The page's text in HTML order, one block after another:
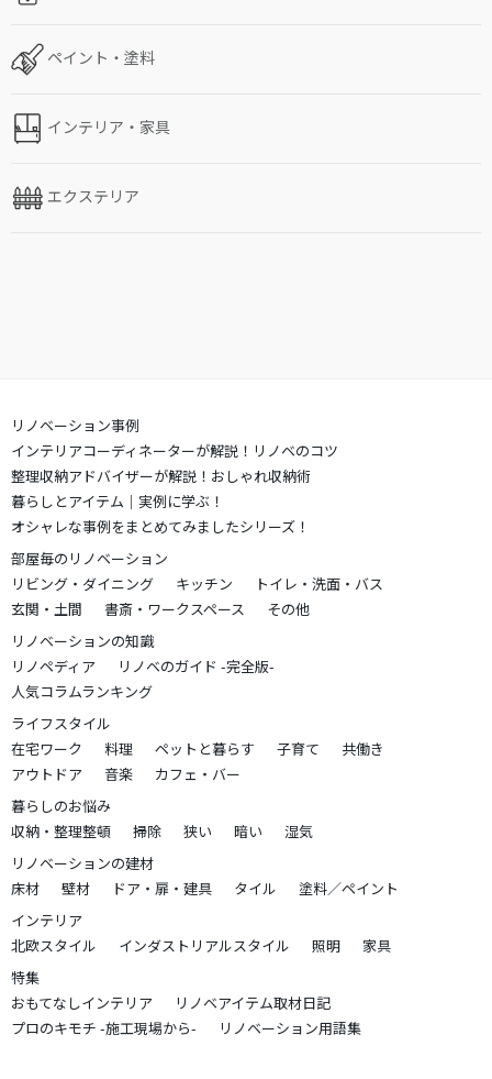
ペイント・塗料
インテリア・家具
エクステリア
リノベーション事例
インテリアコーディネーターが解説！リノベのコツ
整理収納アドバイザーが解説！おしゃれ収納術
暮らしとアイテム｜実例に学ぶ！
オシャレな事例をまとめてみましたシリーズ！
部屋毎のリノベーション
リビング・ダイニング
キッチン
トイレ・洗面・バス
玄関・土間
書斎・ワークスペース
その他
リノベーションの知識
リノペディア
リノベのガイド -完全版-
人気コラムランキング
ライフスタイル
在宅ワーク
料理 ペットと暮らす 子育て
共働き
アウトドア
音楽
カフェ・バー
暮らしのお悩み
収納・整理整頓
掃除 狭い 暗い
湿気
リノベーションの建材
床材
壁材 ドア・扉・建具 タイル
塗料／ペイント
インテリア
北欧スタイル
インダストリアルスタイル 照明
家具
特集
おもてなしインテリア
リノベアイテム取材日記
プロのキモチ -施工現場から-
リノベーション用語集